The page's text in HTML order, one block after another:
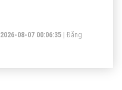
2026-08-07 00:06:35
Đăng